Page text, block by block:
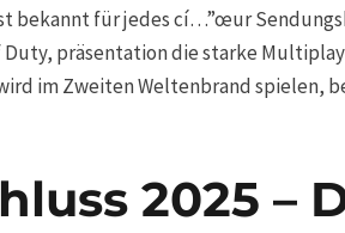
bekannt für jedes cí…”œur
präsentation die starke
im Zweiten Weltenbrand
2025 –